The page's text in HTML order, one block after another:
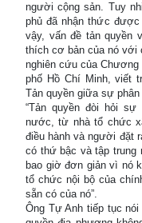
người cộng sản. Tuy
phủ đã nhận thức
vậy, vấn đề tản quyền
thích cơ bản của nó với
nghiên cứu của
phố Hồ Chí Minh, viết
Tản quyền giữa sự phân
“Tản quyền đòi hỏi
nước, từ nhà tổ chức
điều hành và người đặt
có thứ bậc và tập trung
bao giờ đơn giản vì nó
tổ chức nội bộ của
sẵn có của nó”.
Ông Tự Anh tiếp tục